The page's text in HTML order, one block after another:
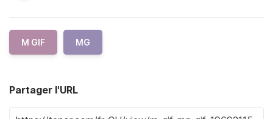
M GIF MG
Partager l'URL